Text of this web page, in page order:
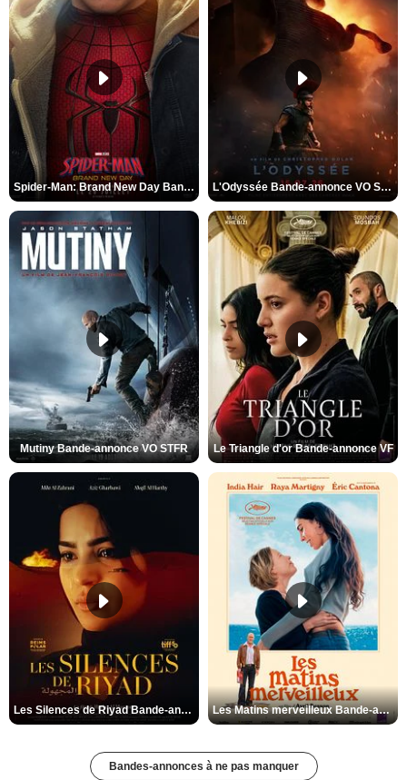
Spider-Man: Brand New Day Bande-annonce VO STFR L'Odyssée Bande-annonce VO STFR
Mutiny Bande-annonce VO STFR Le Triangle d'or Bande-annonce VF
Les Silences de Riyad Bande-annonce VO STFR Les Matins merveilleux Bande-annonce VF
Bandes-annonces à ne pas manquer